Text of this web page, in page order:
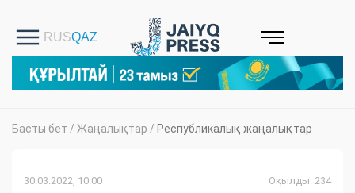
Басты бет / Жаңалықтар / Республикалық жаңалықтар
30.03.2022, 10:00 Оқылды: 234